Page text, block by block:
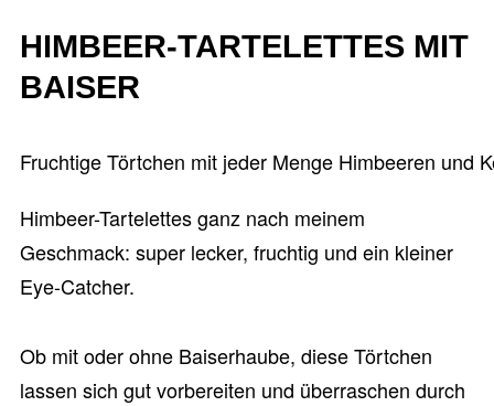
HIMBEER-TARTELETTES MIT
BAISER
Fruchtige Törtchen mit jeder Menge Himbeeren und
Himbeer-Tartelettes ganz nach meinem
Geschmack: super lecker, fruchtig und ein kleiner
Eye-Catcher.
Ob mit oder ohne Baiserhaube, diese Törtchen
lassen sich gut vorbereiten und überraschen durch